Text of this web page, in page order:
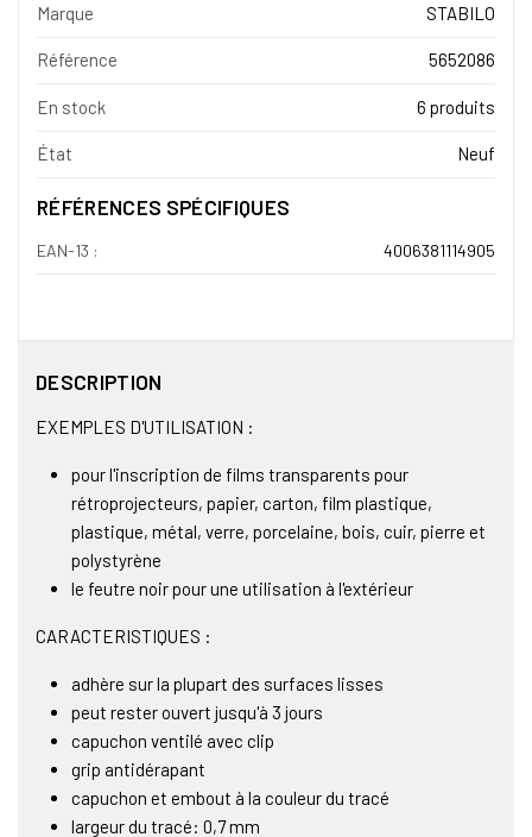
Marque STABILO
Référence 5652086
En stock 6 produits
État Neuf
RÉFÉRENCES SPÉCIFIQUES
EAN-13 : 4006381114905
DESCRIPTION
EXEMPLES D'UTILISATION :
pour l'inscription de films transparents pour
rétroprojecteurs, papier, carton, film plastique,
plastique, métal, verre, porcelaine, bois, cuir, pierre et
polystyrène
le feutre noir pour une utilisation à l'extérieur
CARACTERISTIQUES :
adhère sur la plupart des surfaces lisses
peut rester ouvert jusqu'à 3 jours
capuchon ventilé avec clip
grip antidérapant
capuchon et embout à la couleur du tracé
largeur du tracé: 0,7 mm